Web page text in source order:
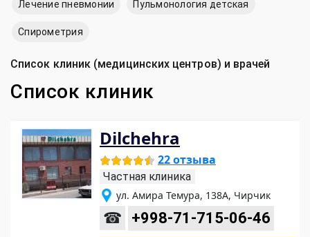
Лечение пневмонии Пульмонология детская
Спирометрия
Список клиник (медицинских центров) и врачей
Список клиник
Dilchehra
22 отзыва
Частная клиника
ул. Амира Темура, 138A, Чирчик
☎ +998-71-715-06-46